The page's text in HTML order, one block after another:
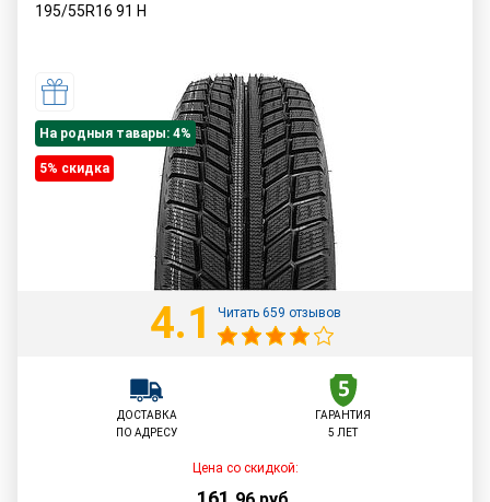
195/55R16 91 H
На родныя тавары: 4%
5% cкидка
4.1 Читать 659 отзывов
ДОСТАВКА
ПО АДРЕСУ
ГАРАНТИЯ
5 ЛЕТ
Цена со скидкой: